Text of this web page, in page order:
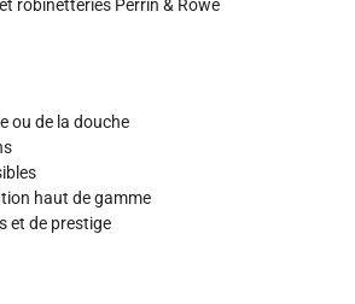
robinetteries Perrin & Rowe
ou de la douche
haut de gamme
et de prestige